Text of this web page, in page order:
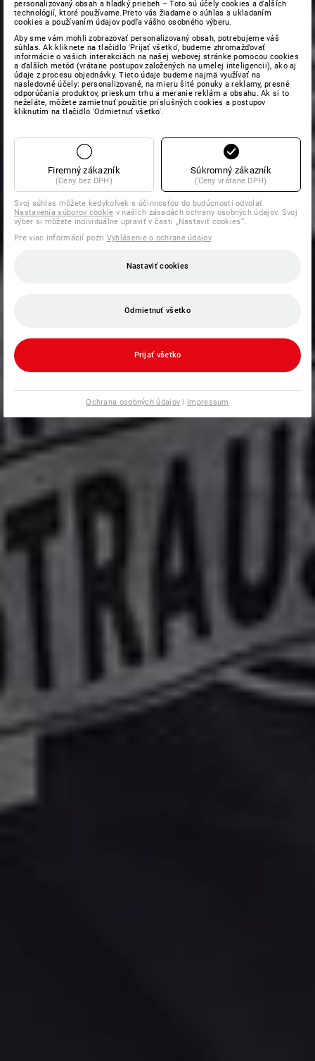
personalizovaný obsah a hladký priebeh – Toto sú účely cookies a ďalších
technológií, ktoré používame.Preto vás žiadame o súhlas s ukladaním
cookies a používaním údajov podľa vášho osobného výberu.
Aby sme vám mohli zobrazovať personalizovaný obsah, potrebujeme váš
súhlas. Ak kliknete na tlačidlo 'Prijať všetko', budeme zhromažďovať
informácie o vašich interakciách na našej webovej stránke pomocou cookies
a ďalších metód (vrátane postupov založených na umelej inteligencii), ako aj
údaje z procesu objednávky. Tieto údaje budeme najmä využívať na
nasledovné účely: personalizované, na mieru šité ponuky a reklamy, presné
odporúčania produktov, prieskum trhu a meranie reklám a obsahu. Ak si to
neželáte, môžete zamietnuť použitie príslušných cookies a postupov
kliknutím na tlačidlo 'Odmietnuť všetko'.
Firemný zákazník
(Ceny bez DPH)
Súkromný zákazník
(Ceny vrátane DPH)
Svoj súhlas môžete kedykoľvek s účinnosťou do budúcnosti odvolať
Nastavenia súborov cookie v našich zásadách ochrany osobných údajov. Svoj
výber si môžete individuálne upraviť v časti „Nastaviť cookies“.
Pre viac informácií pozri Vyhlásenie o ochrane údajov.
Nastaviť cookies
Odmietnuť všetko
Prijať všetko
Ochrana osobných údajov | Impressum